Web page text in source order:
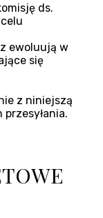
ds.
ewoluują w
się
z niniejszą